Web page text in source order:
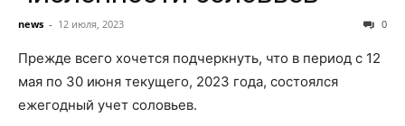
news - 12 июля, 2023 0
Прежде всего хочется подчеркнуть, что в период с 12
мая по 30 июня текущего, 2023 года, состоялся
ежегодный учет соловьев.